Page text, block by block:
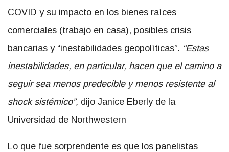
COVID y su impacto en los bienes raíces
comerciales (trabajo en casa), posibles crisis
bancarias y “inestabilidades geopolíticas”. “Estas
inestabilidades, en particular, hacen que el camino a
seguir sea menos predecible y menos resistente al
shock sistémico”, dijo Janice Eberly de la
Universidad de Northwestern
Lo que fue sorprendente es que los panelistas